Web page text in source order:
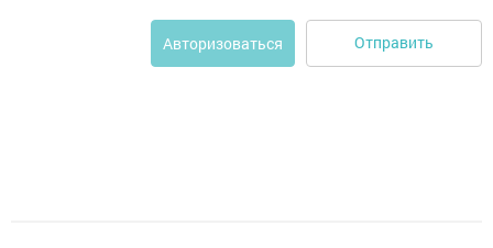
Авторизоваться Отправить